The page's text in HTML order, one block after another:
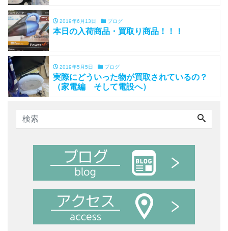
2019年6月13日 ブログ
本日の入荷商品・買取り商品！！！
2019年5月5日 ブログ
実際にどういった物が買取されているの？
（家電編 そして電設へ）